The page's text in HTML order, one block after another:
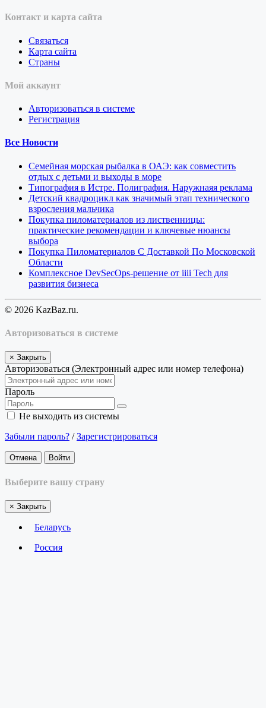
Контакт и карта сайта
Связаться
Карта сайта
Страны
Мой аккаунт
Авторизоваться в системе
Регистрация
Все Новости
Семейная морская рыбалка в ОАЭ: как совместить
отдых с детьми и выходы в море
Типография в Истре. Полиграфия. Наружнаяя реклама
Детский квадроцикл как значимый этап технического
взросления мальчика
Покупка пиломатериалов из лиственницы:
практические рекомендации и ключевые нюансы
выбора
Покупка Пиломатериалов С Доставкой По Московской
Области
Комплексное DevSecOps-решение от iiii Tech для
развития бизнеса
© 2026 KazBaz.ru.
Авторизоваться в системе
× Закрыть
Авторизоваться (Электронный адрес или номер телефона)
Пароль
Не выходить из системы
Забыли пароль? /Зарегистрироваться
Отмена Войти
Выберите вашу страну
× Закрыть
Беларусь
Россия